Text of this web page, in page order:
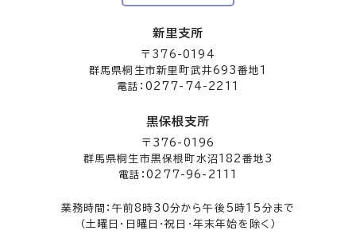
新里支所
〒376-0194
群馬県桐生市新里町武井693番地1
電話：0277-74-2211
黒保根支所
〒376-0196
群馬県桐生市黒保根町水沼182番地3
電話：0277-96-2111
業務時間：午前8時30分から午後5時15分まで
（土曜日・日曜日・祝日・年末年始を除く）